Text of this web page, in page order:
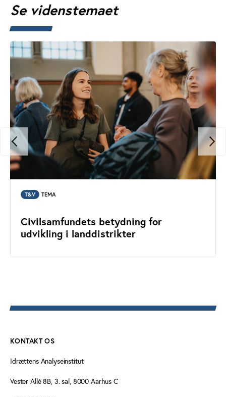
Se videnstemaet
T&V TEMA
Civilsamfundets betydning for
udvikling i landdistrikter
KONTAKT OS
Idrættens Analyseinstitut
Vester Allé 8B, 3. sal, 8000 Aarhus C